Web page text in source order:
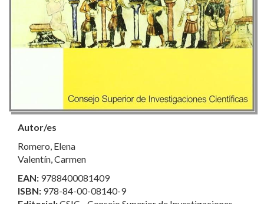
Autor/es
Romero, Elena
Valentín, Carmen
EAN: 9788400081409
ISBN: 978-84-00-08140-9